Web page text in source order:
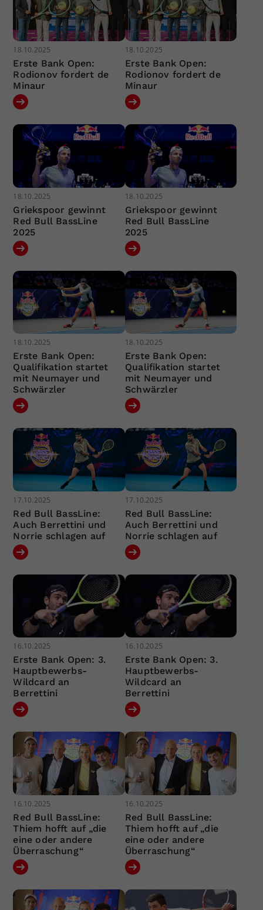
18.10.2025
Erste Bank Open:
Rodionov fordert de
Minaur
18.10.2025
Erste Bank Open:
Rodionov fordert de
Minaur
18.10.2025
Griekspoor gewinnt
Red Bull BassLine
2025
18.10.2025
Griekspoor gewinnt
Red Bull BassLine
2025
18.10.2025
Erste Bank Open:
Qualifikation startet
mit Neumayer und
Schwärzler
18.10.2025
Erste Bank Open:
Qualifikation startet
mit Neumayer und
Schwärzler
17.10.2025
Red Bull BassLine:
Auch Berrettini und
Norrie schlagen auf
17.10.2025
Red Bull BassLine:
Auch Berrettini und
Norrie schlagen auf
16.10.2025
Erste Bank Open: 3.
Hauptbewerbs-
Wildcard an
Berrettini
16.10.2025
Erste Bank Open: 3.
Hauptbewerbs-
Wildcard an
Berrettini
16.10.2025
Red Bull BassLine:
Thiem hofft auf „die
eine oder andere
Überraschung“
16.10.2025
Red Bull BassLine:
Thiem hofft auf „die
eine oder andere
Überraschung“